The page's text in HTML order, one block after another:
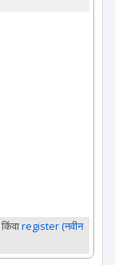
किंवाregister (नवीन